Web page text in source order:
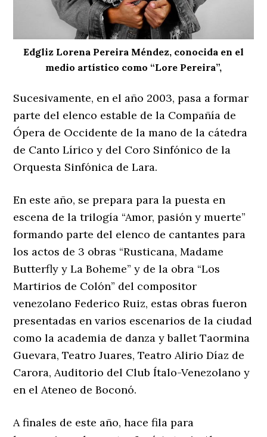
Edgliz Lorena Pereira Méndez, conocida en el
medio artístico como “Lore Pereira”,
Sucesivamente, en el año 2003, pasa a formar
parte del elenco estable de la Compañía de
Ópera de Occidente de la mano de la cátedra
de Canto Lírico y del Coro Sinfónico de la
Orquesta Sinfónica de Lara.
En este año, se prepara para la puesta en
escena de la trilogía “Amor, pasión y muerte”
formando parte del elenco de cantantes para
los actos de 3 obras “Rusticana, Madame
Butterfly y La Boheme” y de la obra “Los
Martirios de Colón” del compositor
venezolano Federico Ruiz, estas obras fueron
presentadas en varios escenarios de la ciudad
como la academia de danza y ballet Taormina
Guevara, Teatro Juares, Teatro Alirio Díaz de
Carora, Auditorio del Club Ítalo-Venezolano y
en el Ateneo de Boconó.
A finales de este año, hace fila para